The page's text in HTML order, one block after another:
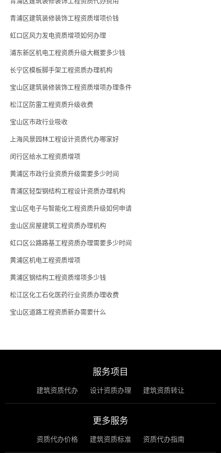
青浦区建筑装修装饰工程资质增项价钱
虹口区风力发电资质增项如何办理
浦东新区机电工程资质升级大概要多少钱
长宁区模板脚手架工程资质办理机构
宝山区建筑装修装饰工程资质增项办理条件
松江区防雷工程资质升级收费
宝山区市政行业吸收
上海风景园林工程设计资质代办哪家好
闵行区给水工程资质增项
黄浦区市政行业资质升级需要多少时间
青浦区轻型钢结构工程设计资质办理机构
宝山区电子与智能化工程资质升级如何申请
金山区房屋建筑工程资质办理机构
虹口区公路路基工程资质办理需要多少时间
黄浦区机电工程资质增项
黄浦区钢结构工程资质增项多少钱
松江区化工石化医药行业资质办理收费
宝山区道路工程资质新办需要什么
服务项目
建筑资质代办 设计资质办理 建筑资质转让
更多服务
资质代办价格 建筑资质标准 资质代办指南